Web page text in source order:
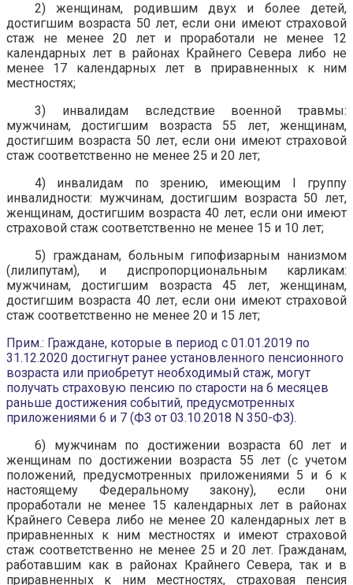
2) женщинам, родившим двух и более детей,
достигшим возраста 50 лет, если они имеют страховой
стаж не менее 20 лет и проработали не менее 12
календарных лет в районах Крайнего Севера либо не
менее 17 календарных лет в приравненных к ним
местностях;
3) инвалидам вследствие военной травмы:
мужчинам, достигшим возраста 55 лет, женщинам,
достигшим возраста 50 лет, если они имеют страховой
стаж соответственно не менее 25 и 20 лет;
4) инвалидам по зрению, имеющим I группу
инвалидности: мужчинам, достигшим возраста 50 лет,
женщинам, достигшим возраста 40 лет, если они имеют
страховой стаж соответственно не менее 15 и 10 лет;
5) гражданам, больным гипофизарным нанизмом
(лилипутам), и диспропорциональным карликам:
мужчинам, достигшим возраста 45 лет, женщинам,
достигшим возраста 40 лет, если они имеют страховой
стаж соответственно не менее 20 и 15 лет;
Прим.: Граждане, которые в период с 01.01.2019 по
31.12.2020 достигнут ранее установленного пенсионного
возраста или приобретут необходимый стаж, могут
получать страховую пенсию по старости на 6 месяцев
раньше достижения событий, предусмотренных
приложениями 6 и 7 (ФЗ от 03.10.2018 N 350-ФЗ).
6) мужчинам по достижении возраста 60 лет и
женщинам по достижении возраста 55 лет (с учетом
положений, предусмотренных приложениями 5 и 6 к
настоящему Федеральному закону), если они
проработали не менее 15 календарных лет в районах
Крайнего Севера либо не менее 20 календарных лет в
приравненных к ним местностях и имеют страховой
стаж соответственно не менее 25 и 20 лет. Гражданам,
работавшим как в районах Крайнего Севера, так и в
приравненных к ним местностях, страховая пенсия